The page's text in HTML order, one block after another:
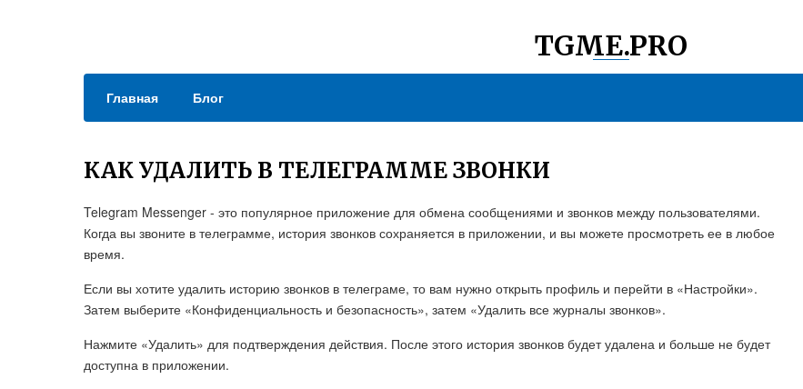
TGME.PRO
Главная Блог
КАК УДАЛИТЬ В ТЕЛЕГРАММЕ ЗВОНКИ
Telegram Messenger - это популярное приложение для обмена сообщениями и звонков между пользователями.
Когда вы звоните в телеграмме, история звонков сохраняется в приложении, и вы можете просмотреть ее в любое
время.
Если вы хотите удалить историю звонков в телеграме, то вам нужно открыть профиль и перейти в «Настройки».
Затем выберите «Конфиденциальность и безопасность», затем «Удалить все журналы звонков».
Нажмите «Удалить» для подтверждения действия. После этого история звонков будет удалена и больше не будет
доступна в приложении.